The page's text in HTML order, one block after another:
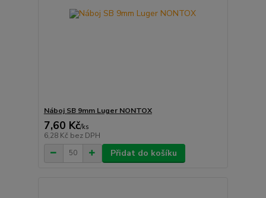
Náboj SB 9mm Luger NONTOX
7,60 Kč/ks
6,28 Kč bez DPH
Přidat do košíku